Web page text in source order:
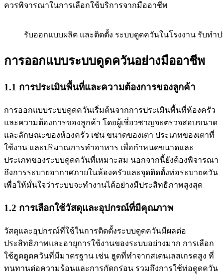
ควรพิจารณาในการเลือกใช้บริการจากมืออาชีพ
รับออกแบบผลิต และติดตั้ง ระบบดูดควันในโรงงาน รับทำ
การออกแบบระบบดูดควันอย่างมืออาชีพ
1.1 การประเมินพื้นที่และความต้องการของลูกค้า
การออกแบบระบบดูดควันเริ่มต้นจากการประเมินพื้นที่ห้องครัว
และความต้องการของลูกค้า โดยผู้เชี่ยวชาญจะตรวจสอบขนาด
และลักษณะของห้องครัว เช่น ขนาดของเตา ประเภทของเตาที่
ใช้งาน และปริมาณการทำอาหาร เพื่อกำหนดขนาดและ
ประเภทของระบบดูดควันที่เหมาะสม นอกจากนี้ยังต้องพิจารณา
ถึงการระบายอากาศภายในห้องครัวและจุดติดตั้งท่อระบายควัน
เพื่อให้มั่นใจว่าระบบจะทำงานได้อย่างมีประสิทธิภาพสูงสุด
1.2 การเลือกใช้วัสดุและอุปกรณ์ที่มีคุณภาพ
วัสดุและอุปกรณ์ที่ใช้ในการติดตั้งระบบดูดควันมีผลต่อ
ประสิทธิภาพและอายุการใช้งานของระบบอย่างมาก การเลือก
ใช้ฮูดดูดควันที่มีมาตรฐาน เช่น ฮูดที่ทำจากสเตนเลสเกรดสูง ที่
ทนทานต่อความร้อนและการกัดกร่อน รวมถึงการใช้ท่อดูดควัน